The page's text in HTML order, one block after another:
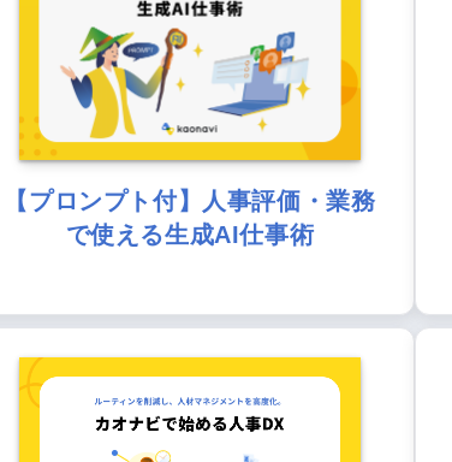
【プロンプト付】人事評価・業務
で使える生成AI仕事術